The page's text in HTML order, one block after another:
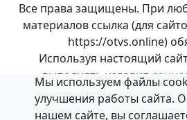
Все права защищены. При
материалов ссылка (для
https://otvs.online)
Используя настоящий
выполнять условия
Положение об обработке и
данных
в АНО
Мы используем файлы
улучшения работы сайта.
нашем сайте, вы